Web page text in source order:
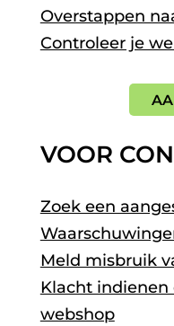
Overstappen
Controleer je
VOOR
Zoek een
Meld misbruik
Klacht indienen
webshop